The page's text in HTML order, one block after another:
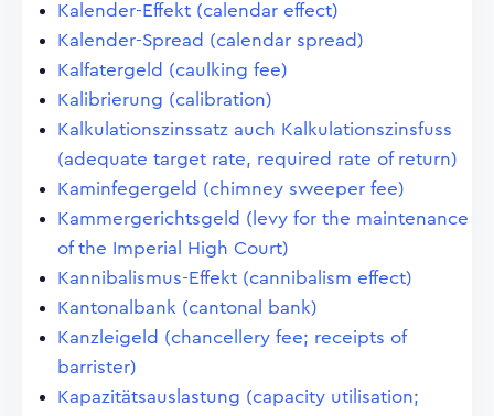
Kalender-Effekt (calendar effect)
Kalender-Spread (calendar spread)
Kalfatergeld (caulking fee)
Kalibrierung (calibration)
Kalkulationszinssatz auch Kalkulationszinsfuss
(adequate target rate, required rate of return)
Kaminfegergeld (chimney sweeper fee)
Kammergerichtsgeld (levy for the maintenance
of the Imperial High Court)
Kannibalismus-Effekt (cannibalism effect)
Kantonalbank (cantonal bank)
Kanzleigeld (chancellery fee; receipts of
barrister)
Kapazitätsauslastung (capacity utilisation;